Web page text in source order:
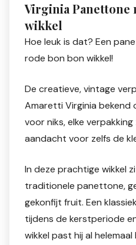
Virginia Panettone
wikkel
Hoe leuk is dat? Een
rode bon bon wikkel!
De creatieve, vintage
Amaretti Virginia bekend
voor niks, elke
aandacht voor zelfs de
In deze prachtige wikkel
traditionele panettone,
gekonfijt fruit. Een
tijdens de kerstperiode
wikkel past hij al